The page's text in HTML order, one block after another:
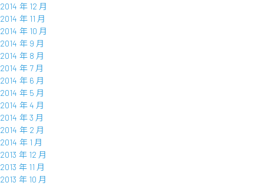
2014 年 12 月
2014 年 11 月
2014 年 10 月
2014 年 9 月
2014 年 8 月
2014 年 7 月
2014 年 6 月
2014 年 5 月
2014 年 4 月
2014 年 3 月
2014 年 2 月
2014 年 1 月
2013 年 12 月
2013 年 11 月
2013 年 10 月